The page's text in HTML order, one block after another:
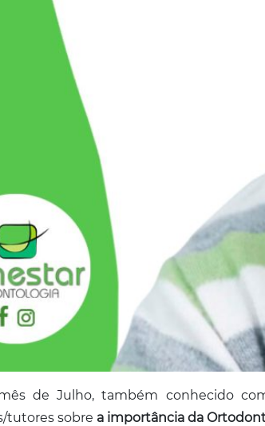
de Julho, também conhecido
tutores sobre a importância da